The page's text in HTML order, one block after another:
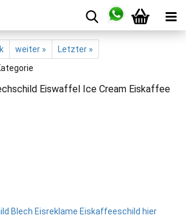
weiter »
Letzter »
Eiswaffel Ice Cream Eiskaffee